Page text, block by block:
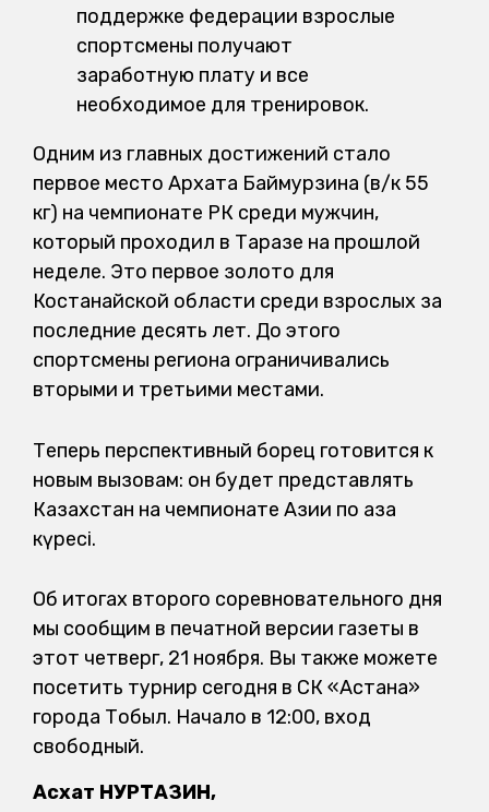
поддержке федерации взрослые
спортсмены получают
заработную плату и все
необходимое для тренировок.
Одним из главных достижений стало
первое место Архата Баймурзина (в/к 55
кг) на чемпионате РК среди мужчин,
который проходил в Таразе на прошлой
неделе. Это первое золото для
Костанайской области среди взрослых за
последние десять лет. До этого
спортсмены региона ограничивались
вторыми и третьими местами.
Теперь перспективный борец готовится к
новым вызовам: он будет представлять
Казахстан на чемпионате Азии по қазақ
күресі.
Об итогах второго соревновательного дня
мы сообщим в печатной версии газеты в
этот четверг, 21 ноября. Вы также можете
посетить турнир сегодня в СК «Астана»
города Тобыл. Начало в 12:00, вход
свободный.
Асхат НУРТАЗИН,